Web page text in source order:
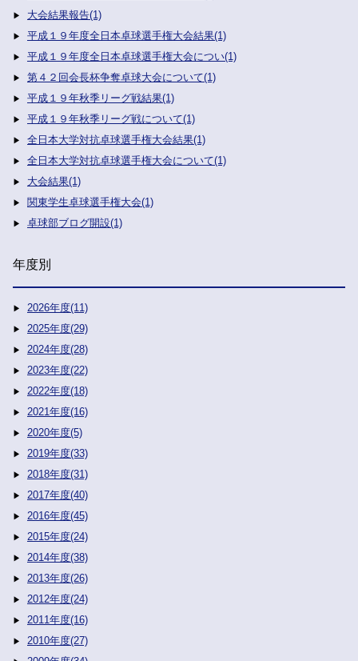
大会結果報告(1)
平成１９年度全日本卓球選手権大会結果(1)
平成１９年度全日本卓球選手権大会につい(1)
第４２回会長杯争奪卓球大会について(1)
平成１９年秋季リーグ戦結果(1)
平成１９年秋季リーグ戦について(1)
全日本大学対抗卓球選手権大会結果(1)
全日本大学対抗卓球選手権大会について(1)
大会結果(1)
関東学生卓球選手権大会(1)
卓球部ブログ開設(1)
年度別
2026年度(11)
2025年度(29)
2024年度(28)
2023年度(22)
2022年度(18)
2021年度(16)
2020年度(5)
2019年度(33)
2018年度(31)
2017年度(40)
2016年度(45)
2015年度(24)
2014年度(38)
2013年度(26)
2012年度(24)
2011年度(16)
2010年度(27)